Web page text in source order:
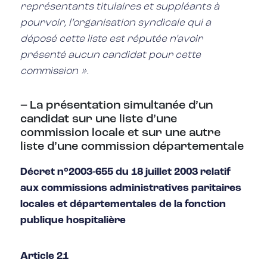
représentants titulaires et suppléants à
pourvoir, l’organisation syndicale qui a
déposé cette liste est réputée n’avoir
présenté aucun candidat pour cette
commission ».
– La présentation simultanée d’un
candidat sur une liste d’une
commission locale et sur une autre
liste d’une commission départementale
Décret n°2003-655 du 18 juillet 2003 relatif
aux commissions administratives paritaires
locales et départementales de la fonction
publique hospitalière
Article 21